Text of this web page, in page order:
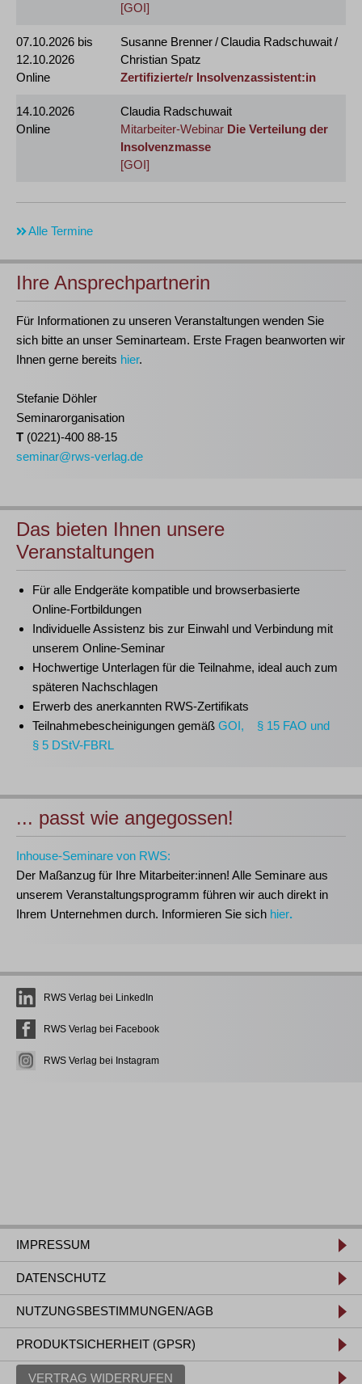
[GOI]
07.10.2026 bis
12.10.2026
Online
Susanne Brenner / Claudia Radschuwait /
Christian Spatz
Zertifizierte/r Insolvenzassistent:in
14.10.2026
Online
Claudia Radschuwait
Mitarbeiter-Webinar Die Verteilung der
Insolvenzmasse
[GOI]
Alle Termine
Ihre Ansprechpartnerin
Für Informationen zu unseren Veranstaltungen wenden Sie
sich bitte an unser Seminarteam. Erste Fragen beanworten wir
Ihnen gerne bereits hier.
Stefanie Döhler
Seminarorganisation
T (0221)-400 88-15
seminar@rws-verlag.de
Das bieten Ihnen unsere
Veranstaltungen
Für alle Endgeräte kompatible und browserbasierte
Online-Fortbildungen
Individuelle Assistenz bis zur Einwahl und Verbindung mit
unserem Online-Seminar
Hochwertige Unterlagen für die Teilnahme, ideal auch zum
späteren Nachschlagen
Erwerb des anerkannten RWS-Zertifikats
Teilnahmebescheinigungen gemäß GOI, § 15 FAO und
§ 5 DStV-FBRL
... passt wie angegossen!
Inhouse-Seminare von RWS:
Der Maßanzug für Ihre Mitarbeiter:innen! Alle Seminare aus
unserem Veranstaltungsprogramm führen wir auch direkt in
Ihrem Unternehmen durch. Informieren Sie sich hier.
RWS Verlag bei LinkedIn
RWS Verlag bei Facebook
RWS Verlag bei Instagram
IMPRESSUM
DATENSCHUTZ
NUTZUNGSBESTIMMUNGEN/AGB
PRODUKTSICHERHEIT (GPSR)
VERTRAG WIDERRUFEN